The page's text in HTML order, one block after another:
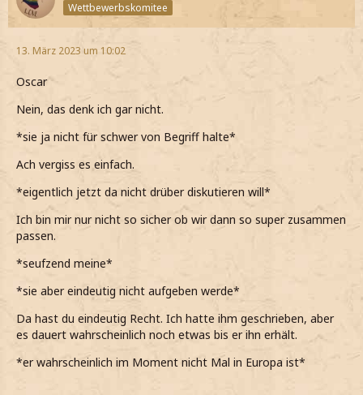
Wettbewerbskomitee
13. März 2023 um 10:02
Oscar
Nein, das denk ich gar nicht.
*sie ja nicht für schwer von Begriff halte*
Ach vergiss es einfach.
*eigentlich jetzt da nicht drüber diskutieren will*
Ich bin mir nur nicht so sicher ob wir dann so super zusammen
passen.
*seufzend meine*
*sie aber eindeutig nicht aufgeben werde*
Da hast du eindeutig Recht. Ich hatte ihm geschrieben, aber
es dauert wahrscheinlich noch etwas bis er ihn erhält.
*er wahrscheinlich im Moment nicht Mal in Europa ist*